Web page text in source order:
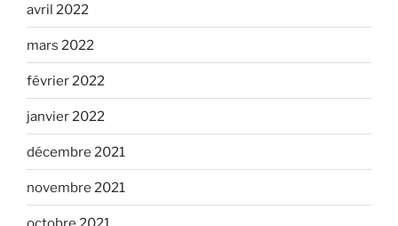
avril 2022
mars 2022
février 2022
janvier 2022
décembre 2021
novembre 2021